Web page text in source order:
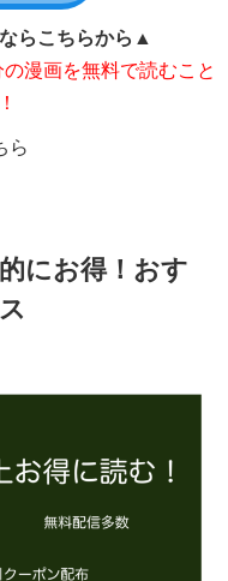
らこちらから▲
漫画を無料で読むこと
ら
にお得！おす